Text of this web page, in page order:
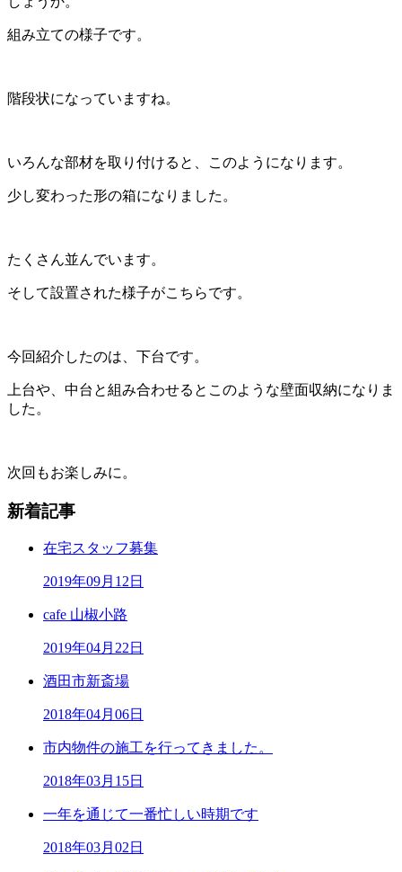
組み立ての様子です。
階段状になっていますね。
いろんな部材を取り付けると、このようになります。
少し変わった形の箱になりました。
たくさん並んでいます。
そして設置された様子がこちらです。
今回紹介したのは、下台です。
上台や、中台と組み合わせるとこのような壁面収納になりま
した。
次回もお楽しみに。
新着記事
在宅スタッフ募集
2019年09月12日
cafe 山椒小路
2019年04月22日
酒田市新斎場
2018年04月06日
市内物件の施工を行ってきました。
2018年03月15日
一年を通じて一番忙しい時期です
2018年03月02日